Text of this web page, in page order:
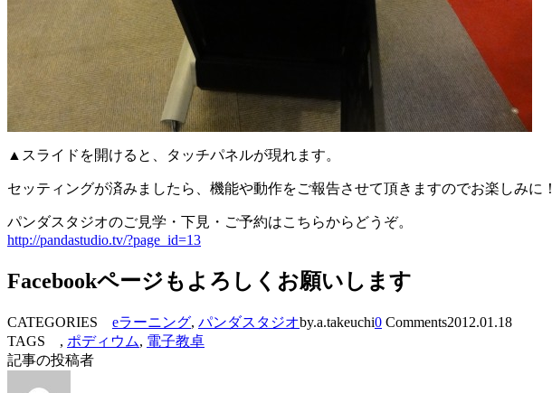
▲スライドを開けると、タッチパネルが現れます。
セッティングが済みましたら、機能や動作をご報告させて頂きますのでお楽しみに！
パンダスタジオのご見学・下見・ご予約はこちらからどうぞ。
http://pandastudio.tv/?page_id=13
Facebookページもよろしくお願いします
CATEGORIES eラーニング, パンダスタジオby.a.takeuchi0 Comments2012.01.18
TAGS , ポディウム, 電子教卓
記事の投稿者